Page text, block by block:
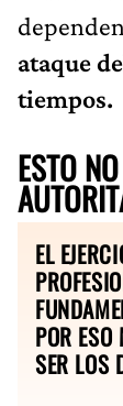
ataque
tiempos.
ESTO
EL
POR ESO
SER LOS